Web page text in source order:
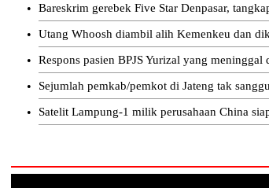
• Bareskrim gerebek Five Star Denpasar,
• Utang Whoosh diambil alih Kemenkeu dan
• Respons pasien BPJS Yurizal yang
• Sejumlah pemkab/pemkot di Jateng tak
• Satelit Lampung-1 milik perusahaan China